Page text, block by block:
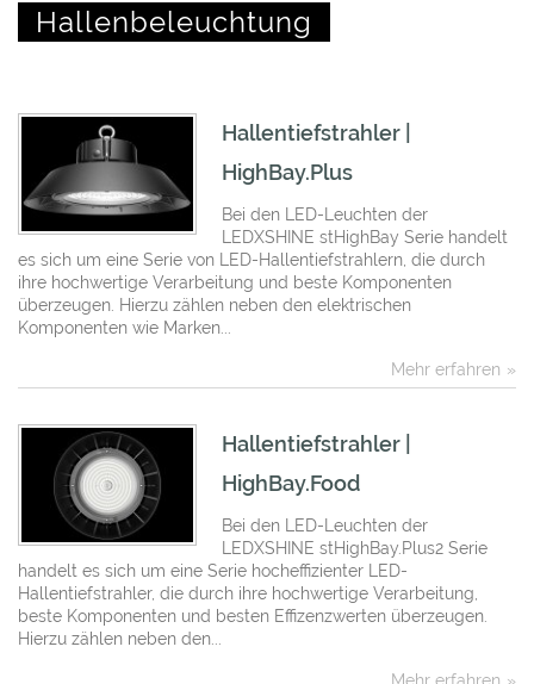
Hallenbeleuchtung
Mehr erfahren
Hallentiefstrahler |
HighBay.Plus
Bei den LED-Leuchten der
LEDXSHINE stHighBay Serie handelt
es sich um eine Serie von LED-Hallentiefstrahlern, die durch
ihre hochwertige Verarbeitung und beste Komponenten
überzeugen. Hierzu zählen neben den elektrischen
Komponenten wie Marken...
Hallentiefstrahler |
HighBay.Food
Bei den LED-Leuchten der
LEDXSHINE stHighBay.Plus2 Serie
handelt es sich um eine Serie hocheffizienter LED-
Hallentiefstrahler, die durch ihre hochwertige Verarbeitung,
beste Komponenten und besten Effizenzwerten überzeugen.
Hierzu zählen neben den...